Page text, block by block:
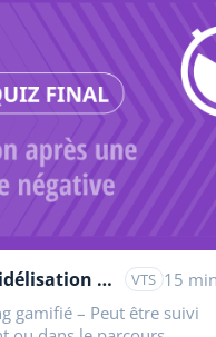
Grand Quiz - Fidélisation après une expérience négative VTS 15
gamifié – Peut être suivi